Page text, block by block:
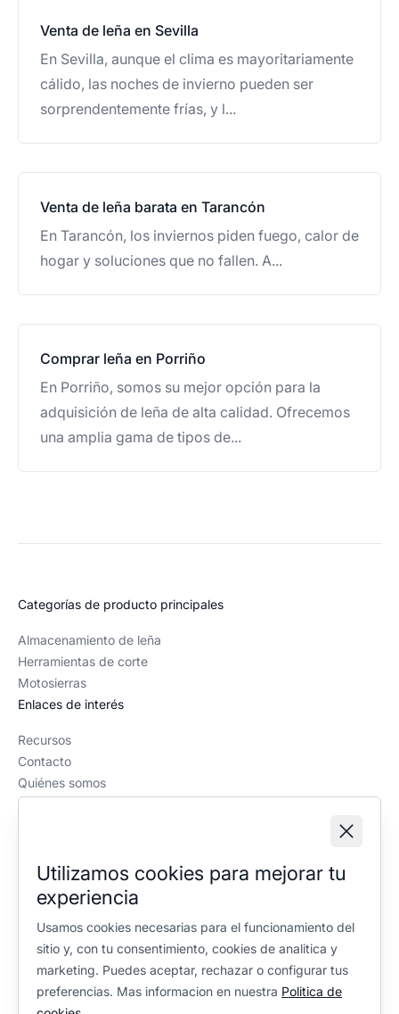
Venta de leña en Sevilla
En Sevilla, aunque el clima es mayoritariamente
cálido, las noches de invierno pueden ser
sorprendentemente frías, y l...
Venta de leña barata en Tarancón
En Tarancón, los inviernos piden fuego, calor de
hogar y soluciones que no fallen. A...
Comprar leña en Porriño
En Porriño, somos su mejor opción para la
adquisición de leña de alta calidad. Ofrecemos
una amplia gama de tipos de...
Utilizamos cookies para mejorar tu
experiencia
Usamos cookies necesarias para el funcionamiento del
sitio y, con tu consentimiento, cookies de analitica y
marketing. Puedes aceptar, rechazar o configurar tus
preferencias. Mas informacion en nuestra Politica de
Categorías de producto principales
Almacenamiento de leña
Herramientas de corte
Motosierras
Enlaces de interés
Recursos
Contacto
Quiénes somos
Política editorial
Política de privacidad
Política de cookies
Configuración de cookies